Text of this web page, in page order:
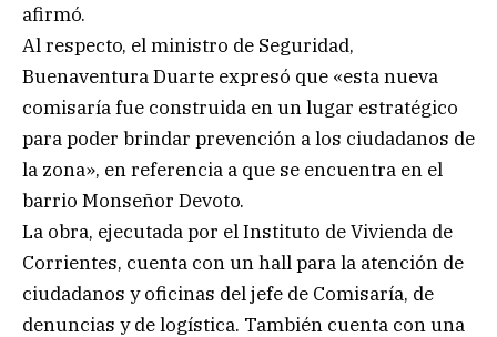
afirmó.
Al respecto, el ministro de Seguridad,
Buenaventura Duarte expresó que «esta nueva
comisaría fue construida en un lugar estratégico
para poder brindar prevención a los ciudadanos de
la zona», en referencia a que se encuentra en el
barrio Monseñor Devoto.
La obra, ejecutada por el Instituto de Vivienda de
Corrientes, cuenta con un hall para la atención de
ciudadanos y oficinas del jefe de Comisaría, de
denuncias y de logística. También cuenta con una